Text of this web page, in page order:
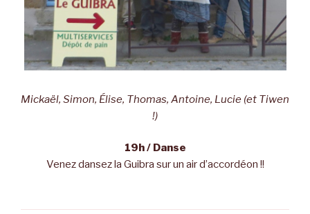
Mickaël, Simon, Élise, Thomas, Antoine, Lucie (et Tiwen
!)
19h / Danse
Venez dansez la Guibra sur un air d’accordéon !!